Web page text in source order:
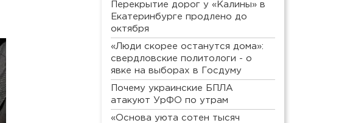
Перекрытие дорог у «Калины» в
Екатеринбурге продлено до
октября
«Люди скорее останутся дома»:
свердловские политологи - о
явке на выборах в Госдуму
Почему украинские БПЛА
атакуют УрФО по утрам
«Основа уюта сотен тысяч